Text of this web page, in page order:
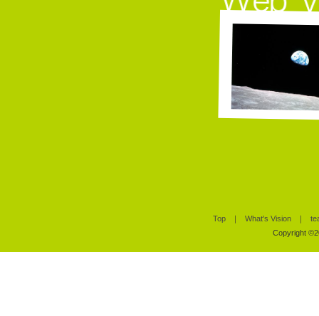
Top ｜ What's Vision ｜
Copyright